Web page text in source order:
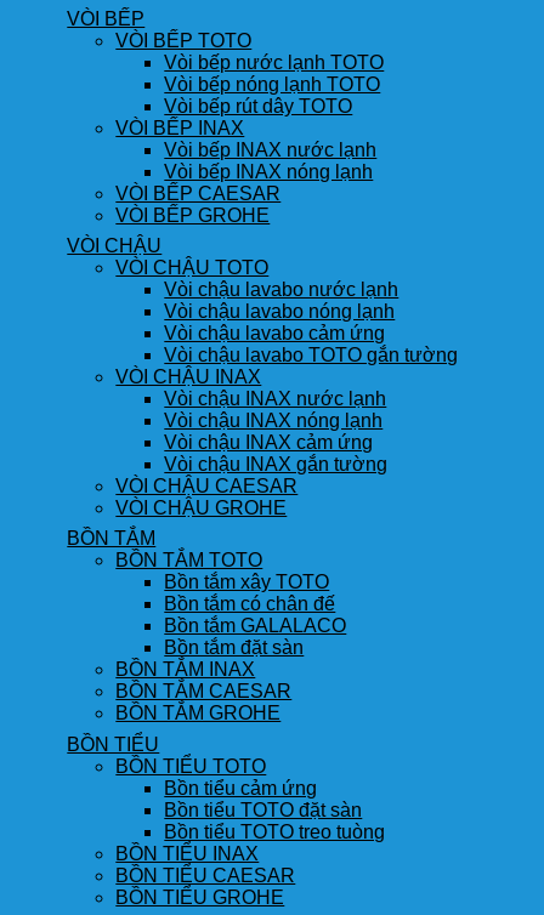
VÒI BẾP
VÒI BẾP TOTO
Vòi bếp nước lạnh TOTO
Vòi bếp nóng lạnh TOTO
Vòi bếp rút dây TOTO
VÒI BẾP INAX
Vòi bếp INAX nước lạnh
Vòi bếp INAX nóng lạnh
VÒI BẾP CAESAR
VÒI BẾP GROHE
VÒI CHẬU
VÒI CHẬU TOTO
Vòi chậu lavabo nước lạnh
Vòi chậu lavabo nóng lạnh
Vòi chậu lavabo cảm ứng
Vòi chậu lavabo TOTO gắn tường
VÒI CHẬU INAX
Vòi chậu INAX nước lạnh
Vòi chậu INAX nóng lạnh
Vòi chậu INAX cảm ứng
Vòi chậu INAX gắn tường
VÒI CHẬU CAESAR
VÒI CHẬU GROHE
BỒN TẮM
BỒN TẮM TOTO
Bồn tắm xây TOTO
Bồn tắm có chân đế
Bồn tắm GALALACO
Bồn tắm đặt sàn
BỒN TẮM INAX
BỒN TẮM CAESAR
BỒN TẮM GROHE
BỒN TIỂU
BỒN TIỂU TOTO
Bồn tiểu cảm ứng
Bồn tiểu TOTO đặt sàn
Bồn tiểu TOTO treo tuòng
BỒN TIỂU INAX
BỒN TIỂU CAESAR
BỒN TIỂU GROHE